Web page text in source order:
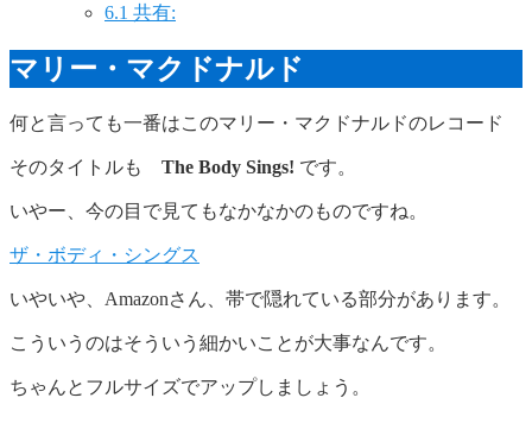
6.1 共有:
マリー・マクドナルド
何と言っても一番はこのマリー・マクドナルドのレコード
そのタイトルも The Body Sings! です。
いやー、今の目で見てもなかなかのものですね。
ザ・ボディ・シングス
いやいや、Amazonさん、帯で隠れている部分があります。
こういうのはそういう細かいことが大事なんです。
ちゃんとフルサイズでアップしましょう。